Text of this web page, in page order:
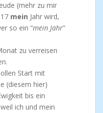
(mehr zu mir
mein Jahr wird,
so ein “mein Jahr”
zu verreisen
Start mit
(diesem hier)
bis ein
ich und mein